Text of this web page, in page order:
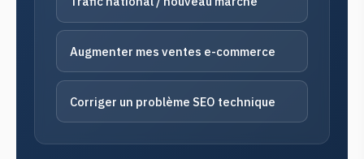
Augmenter mes ventes e-commerce
Corriger un problème SEO technique